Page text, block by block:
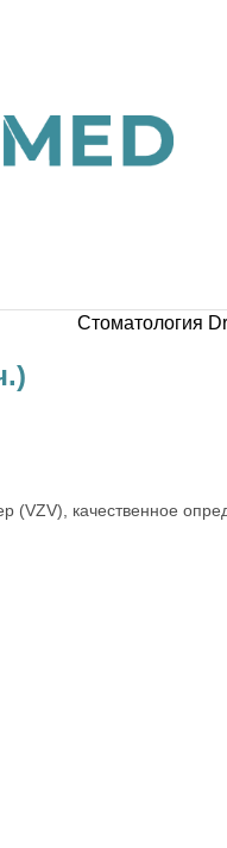
Стоматология
(VZV), качественное